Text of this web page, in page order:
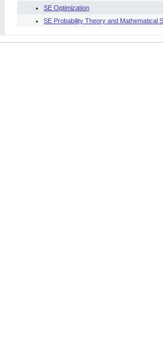
SE Optimization
SE Probability Theory and Mathematical